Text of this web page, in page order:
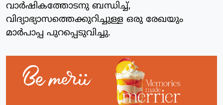
വാര്‍ഷികത്തോടനു ബന്ധിച്ച്,
വിദ്യാഭ്യാസത്തെക്കുറിച്ചുള്ള ഒരു രേഖയും
മാര്‍പാപ്പ പുറപ്പെടുവിച്ചു.